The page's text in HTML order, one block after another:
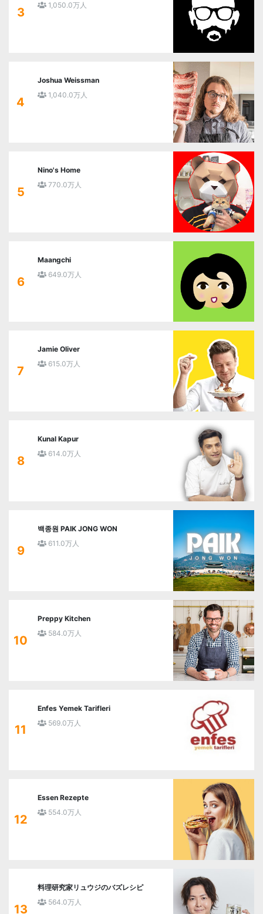
3
1,050.0万人
4
Joshua Weissman
1,040.0万人
5
Nino's Home
770.0万人
6
Maangchi
649.0万人
7
Jamie Oliver
615.0万人
8
Kunal Kapur
614.0万人
9
백종원 PAIK JONG WON
611.0万人
10
Preppy Kitchen
584.0万人
11
Enfes Yemek Tarifleri
569.0万人
12
Essen Rezepte
554.0万人
13
料理研究家リュウジのバズレシピ
564.0万人